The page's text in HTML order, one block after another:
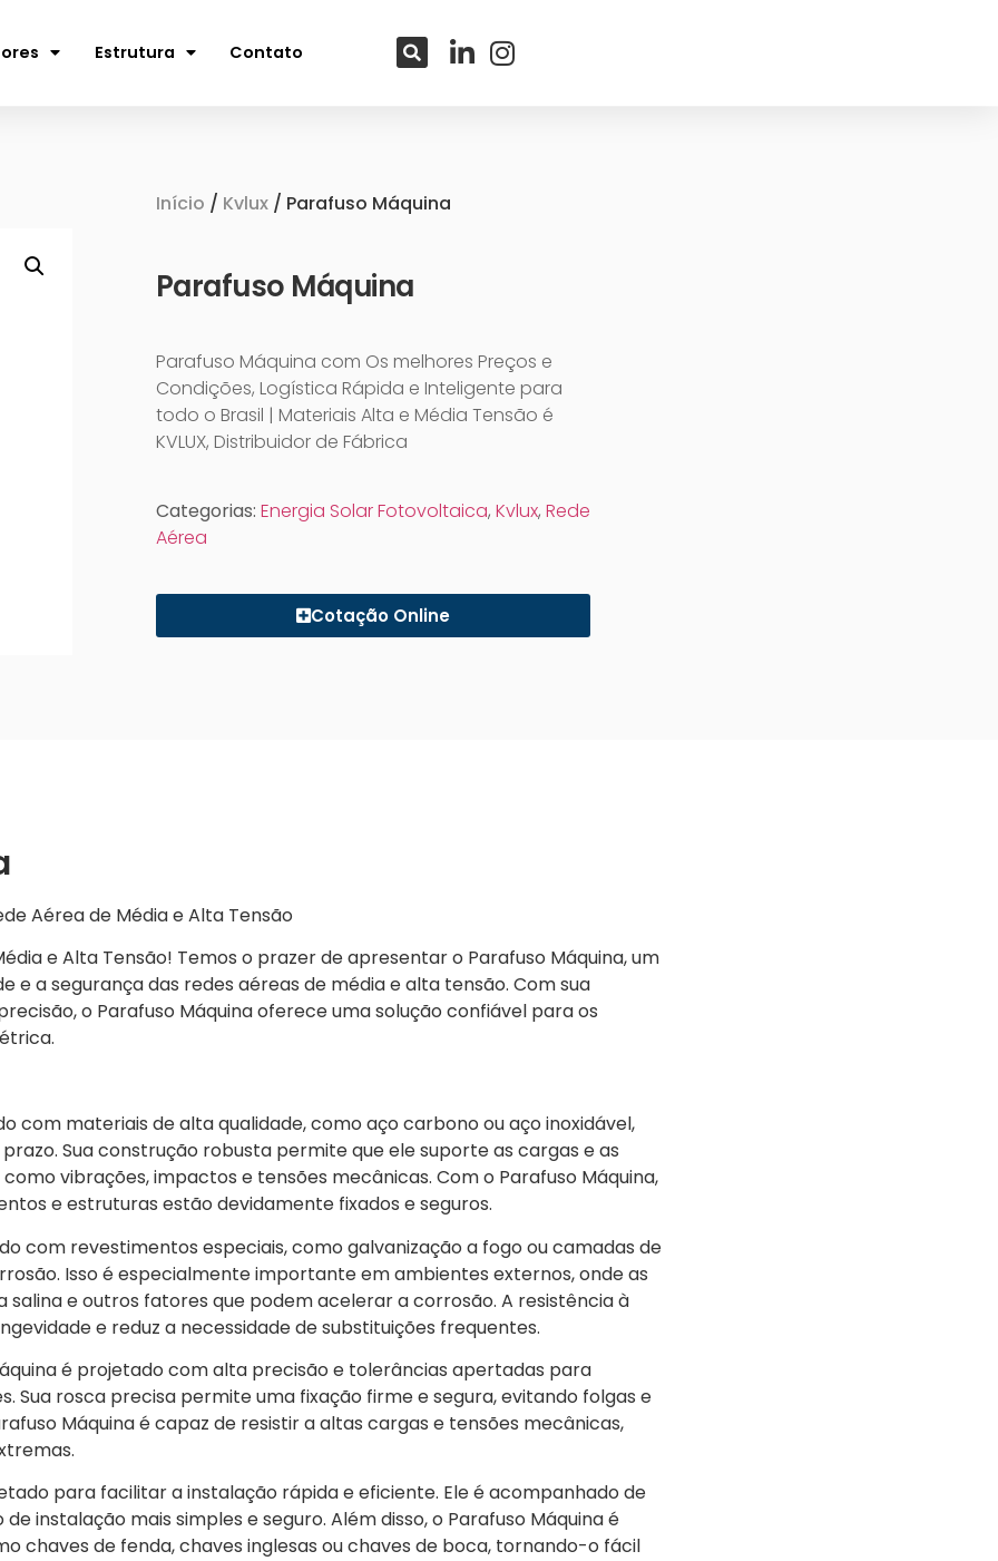
Estrutura Contato
Início / Kvlux/ Parafuso Máquina
Parafuso Máquina
Parafuso Máquina com Os melhores Preços e
Condições, Logística Rápida e Inteligente para
todo o Brasil | Materiais Alta e Média Tensão é
KVLUX, Distribuidor de Fábrica
Categorias: Energia Solar Fotovoltaica, Kvlux, Rede
Aérea
Cotação Online
Aérea de Média e Alta Tensão
e Alta Tensão! Temos o prazer de apresentar o Parafuso Máquina, um
a segurança das redes aéreas de média e alta tensão. Com sua
o Parafuso Máquina oferece uma solução confiável para os
com materiais de alta qualidade, como aço carbono ou aço inoxidável,
Sua construção robusta permite que ele suporte as cargas e as
vibrações, impactos e tensões mecânicas. Com o Parafuso Máquina,
e estruturas estão devidamente fixados e seguros.
com revestimentos especiais, como galvanização a fogo ou camadas de
Isso é especialmente importante em ambientes externos, onde as
salina e outros fatores que podem acelerar a corrosão. A resistência à
e reduz a necessidade de substituições frequentes.
é projetado com alta precisão e tolerâncias apertadas para
Sua rosca precisa permite uma fixação firme e segura, evitando folgas e
Máquina é capaz de resistir a altas cargas e tensões mecânicas,
para facilitar a instalação rápida e eficiente. Ele é acompanhado de
instalação mais simples e seguro. Além disso, o Parafuso Máquina é
chaves de fenda, chaves inglesas ou chaves de boca, tornando-o fácil